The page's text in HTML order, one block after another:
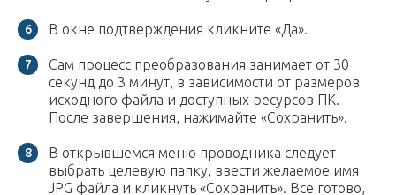
В окне подтверждения кликните «Да».
Сам процесс преобразования занимает от 30
секунд до 3 минут, в зависимости от размеров
исходного файла и доступных ресурсов ПК.
После завершения, нажимайте «Сохранить».
В открывшемся меню проводника следует
выбрать целевую папку, ввести желаемое имя
JPG файла и кликнуть «Сохранить». Все готово,